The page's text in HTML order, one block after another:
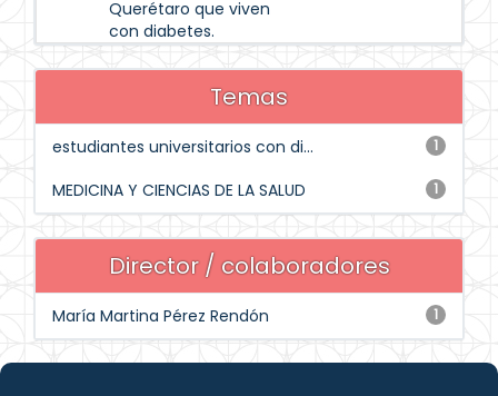
Querétaro que viven
con diabetes.
Temas
1
estudiantes universitarios con di...
1
MEDICINA Y CIENCIAS DE LA SALUD
Director / colaboradores
1
María Martina Pérez Rendón